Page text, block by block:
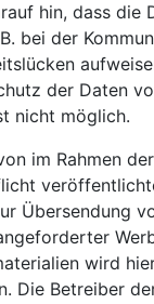
hin, dass die
bei der
der Daten
nicht möglich.
im Rahmen der
Übersendung
wird
Die Betreiber